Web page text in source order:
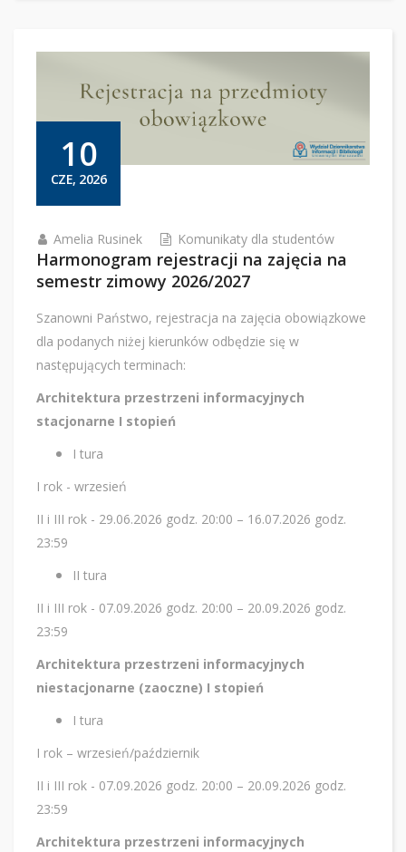
10
CZE, 2026
Amelia Rusinek Komunikaty dla studentów
Harmonogram rejestracji na zajęcia na
semestr zimowy 2026/2027
Szanowni Państwo, rejestracja na zajęcia obowiązkowe
dla podanych niżej kierunków odbędzie się w
następujących terminach:
Architektura przestrzeni informacyjnych
stacjonarne I stopień
I tura
I rok - wrzesień
II i III rok - 29.06.2026 godz. 20:00 – 16.07.2026 godz.
23:59
II tura
II i III rok - 07.09.2026 godz. 20:00 – 20.09.2026 godz.
23:59
Architektura przestrzeni informacyjnych
niestacjonarne (zaoczne) I stopień
I tura
I rok – wrzesień/październik
II i III rok - 07.09.2026 godz. 20:00 – 20.09.2026 godz.
23:59
Architektura przestrzeni informacyjnych